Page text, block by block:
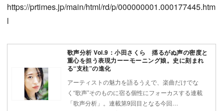
https://prtimes.jp/main/html/rd/p/000000001.000177445.htm
l
歌声分析 Vol.9：小田さくら 揺るがぬ声の密度と
重心を担う表現力ーーモーニング娘。史に刻まれ
る“支柱”の進化
アーティストの魅力を語るうえで、楽曲だけでな
く“歌声”そのものに宿る個性にフォーカスする連載
「歌声分析」。連載第9回目となる今回…